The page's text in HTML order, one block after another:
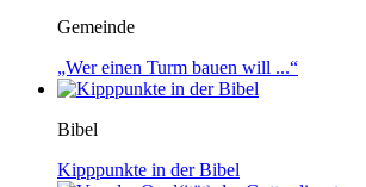
Gemeinde
„Wer einen Turm bauen will ...“
Bibel
Kipppunkte in der Bibel